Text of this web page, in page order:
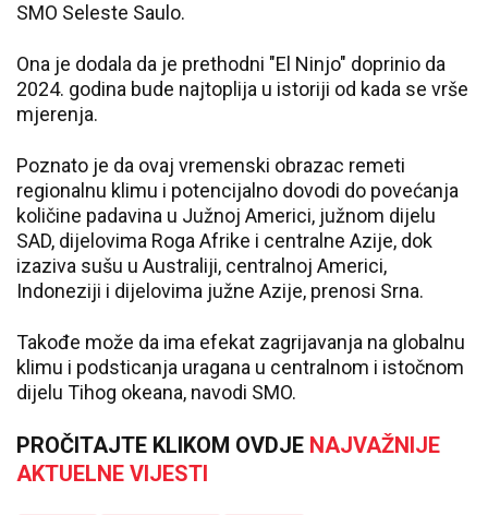
SMO Seleste Saulo.
Ona je dodala da je prethodni "El Ninjo" doprinio da
2024. godina bude najtoplija u istoriji od kada se vrše
mjerenja.
Poznato je da ovaj vremenski obrazac remeti
regionalnu klimu i potencijalno dovodi do povećanja
količine padavina u Južnoj Americi, južnom dijelu
SAD, dijelovima Roga Afrike i centralne Azije, dok
izaziva sušu u Australiji, centralnoj Americi,
Indoneziji i dijelovima južne Azije, prenosi Srna.
Takođe može da ima efekat zagrijavanja na globalnu
klimu i podsticanja uragana u centralnom i istočnom
dijelu Tihog okeana, navodi SMO.
PROČITAJTE KLIKOM OVDJE NAJVAŽNIJE
AKTUELNE VIJESTI